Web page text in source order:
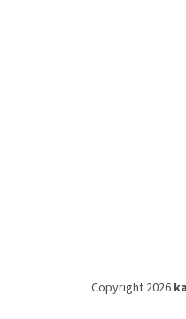
Copyright 2026